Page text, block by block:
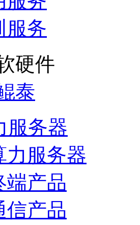
服务
硬件
泰
服务器
力服务器
端产品
信产品